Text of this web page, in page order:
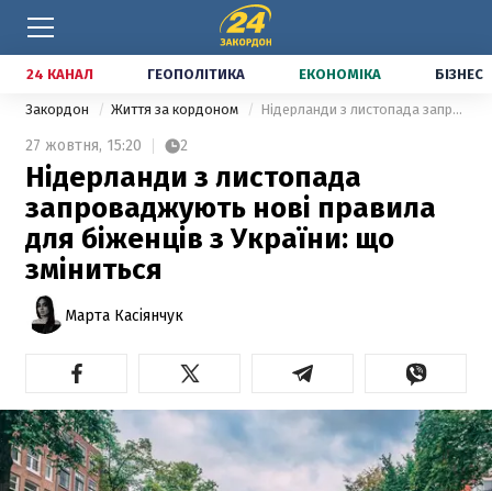
24 КАНАЛ ГЕОПОЛІТИКА ЕКОНОМІКА БІЗНЕС
Закордон Життя за кордоном Нідерланди з листопада запроваджують нові правила для біженців з України: що зміниться
27 жовтня, 15:20 2
Нідерланди з листопада
запроваджують нові правила
для біженців з України: що
зміниться
Марта Касіянчук